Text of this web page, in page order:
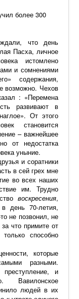
более 300
что день
Пасха, личное
истомлено
и сомнениями
содержания,
возможно. Чехов
: «Перемена
развивают в
От этого
становится
– важнейшее
от недостатка
уныние.
и соратники
в сей грех мне
во всех наших
им. Трудно
воскресения,
день 70-летия,
не позвонил, не
что примите от
способно
которые
разными.
и
Вавилонское
людей в их